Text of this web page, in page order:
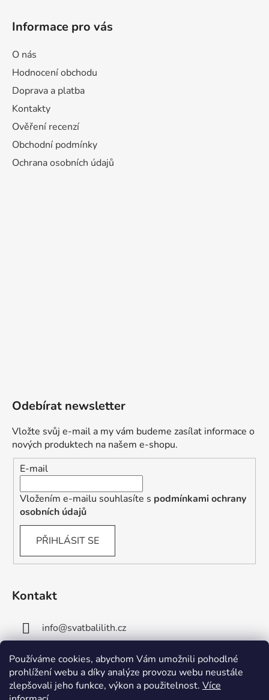
Používáme cookies, abychom Vám umožnili pohodlné
prohlížení webu a díky analýze provozu webu neustále
zlepšovali jeho funkce, výkon a použitelnost. Více
Informace pro vás
O nás
Hodnocení obchodu
Doprava a platba
Kontakty
Ověření recenzí
Obchodní podmínky
Ochrana osobních údajů
Odebírat newsletter
Vložte svůj e-mail a my vám budeme zasílat informace o
nových produktech na našem e-shopu.
E-mail
Vložením e-mailu souhlasíte s podmínkami ochrany
osobních údajů
PŘIHLÁSIT SE
Kontakt
info@svatbalilith.cz
+420 778 745 219
+420 778 770 784